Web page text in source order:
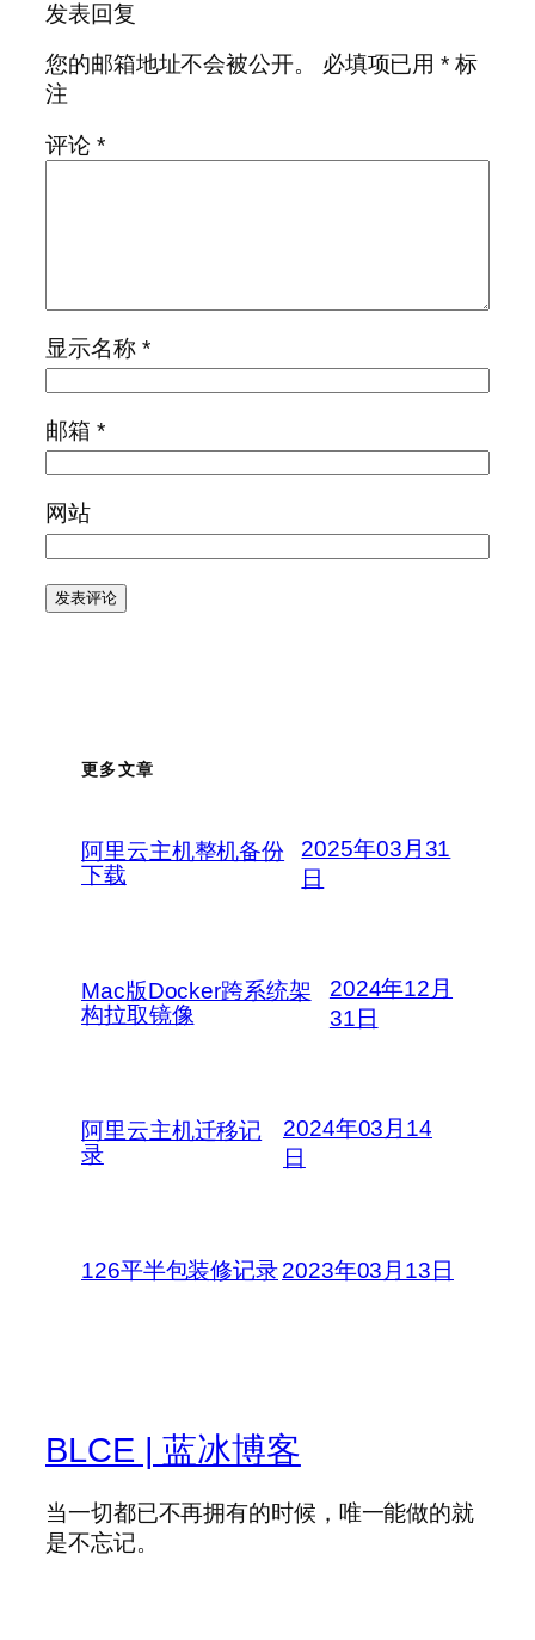
发表回复
您的邮箱地址不会被公开。
必填项已用* 标
注
评论 *
显示名称 *
邮箱 *
网站
更多文章
阿里云主机整机备份
下载
2025年03月31
日
Mac版Docker跨系统架
构拉取镜像
2024年12月
31日
阿里云主机迁移记
录
2024年03月14
日
126平半包装修记录2023年03月13日
BLCE | 蓝冰博客
当一切都已不再拥有的时候，唯一能做的就
是不忘记。